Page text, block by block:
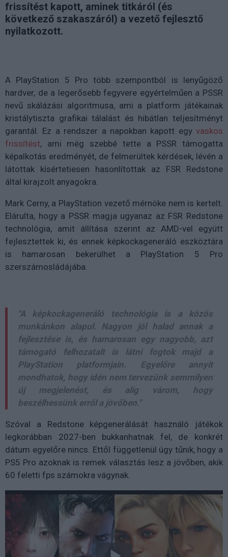
frissítést kapott, aminek titkáról (és
következő szakaszáról) a vezető fejlesztő
nyilatkozott.
A PlayStation 5 Pro több szempontból is lenyűgöző
hardver, de a legerősebb fegyvere egyértelműen a PSSR
nevű skálázási algoritmusa, ami a platform játékainak
kristálytiszta grafikai tálalást és hibátlan teljesítményt
garantál. Ez a rendszer a napokban kapott egyvaskos
frissítést, ami még szebbé tette a PSSR támogatta
képalkotás eredményét, de felmerültek kérdések, lévén a
látottak kísértetiesen hasonlítottak az FSR Redstone
által kirajzolt anyagokra.
Mark Cerny, a PlayStation vezető mérnöke nem is kertelt.
Elárulta, hogy a PSSR magja ugyanaz az FSR Redstone
technológia, amit állítása szerint az AMD-vel együtt
fejlesztettek ki, és ennek képkockageneráló eszköztára
is hamarosan bekerülhet a PlayStation 5 Pro
szerszámosládájába.
"A képkockageneráló technológia is a közös
munkánkon alapul. Nagyon jól halad annak a
fejlesztése is, és hamarosan egy nagyobb, azt
támogató felhozatalt is látni fogtok majd a
PlayStation platformjain. Egyelőre annyit
mondhatok, hogy idén nem tervezünk semmilyen
új megjelenést, és alig várom, hogy
beszélhessünk erről a jövőben."
Szóval a Redstone képgenerálását használó játékok
legkorábban 2027-ben bukkanhatnak fel, de konkrét
dátum egyelőre nincs. Ettől függetlenül úgy tűnik, hogy a
PS5 Pro azoknak is remek választás lesz a jövőben, akik
60 feletti fps számokra vágynak.